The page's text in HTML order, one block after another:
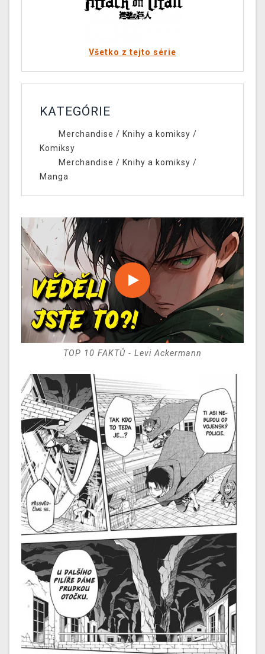
Všetko z tejto série
KATEGÓRIE
Merchandise / Knihy a komiksy /
Komiksy
Merchandise / Knihy a komiksy /
Manga
TOP 10 FAKTŮ - Levi Ackermann